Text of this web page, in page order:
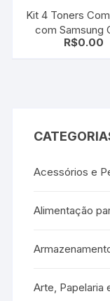
Kit 4 Toners
com Samsung
300A
R$0.00
Acessórios e
Alimentação
Arte, Papelaria